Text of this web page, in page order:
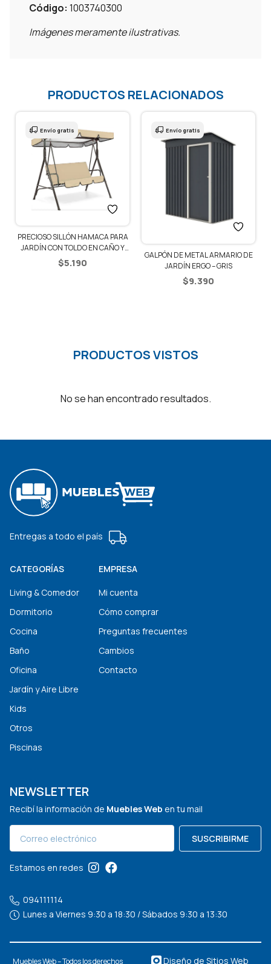
Código: 1003740300
Imágenes meramente ilustrativas.
PRODUCTOS RELACIONADOS
PRECIOSO SILLÓN HAMACA PARA
JARDÍN CON TOLDO EN CAÑO Y
LONA – BEIGE
$5.190
Envío gratis
GALPÓN DE METAL ARMARIO DE
JARDÍN ERGO – GRIS
$9.390
Envío gratis
PRODUCTOS VISTOS
No se han encontrado resultados.
Entregas a todo el país
CATEGORÍAS
Living & Comedor
Dormitorio
Cocina
Baño
Oficina
Jardín y Aire Libre
Kids
Otros
Piscinas
EMPRESA
Mi cuenta
Cómo comprar
Preguntas frecuentes
Cambios
Contacto
NEWSLETTER
Recibí la información de Muebles Web en tu mail
SUSCRIBIRME
Estamos en redes
094111114
Lunes a Viernes 9:30 a 18:30 / Sábados 9:30 a 13:30
Muebles Web – Todos los derechos Diseño de Sitios Web